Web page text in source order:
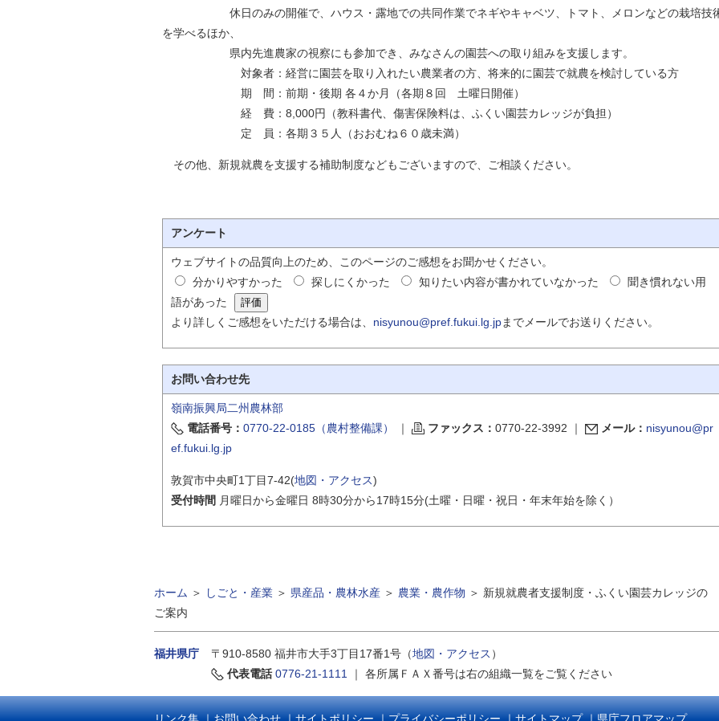
休日のみの開催で、ハウス・露地での共同作業でネギやキャベツ、トマト、メロンなどの栽培技
を学べるほか、
県内先進農家の視察にも参加でき、みなさんの園芸への取り組みを支援します。
対象者：経営に園芸を取り入れたい農業者の方、将来的に園芸で就農を検討している方
期 間：前期・後期 各４か月（各期８回 土曜日開催）
経 費：8,000円（教科書代、傷害保険料は、ふくい園芸カレッジが負担）
定 員：各期３５人（おおむね６０歳未満）
その他、新規就農を支援する補助制度などもございますので、ご相談ください。
アンケート
ウェブサイトの品質向上のため、このページのご感想をお聞かせください。
分かりやすかった
探しにくかった 知りたい内容が書かれていなかった
聞き慣れない用
語があった
より詳しくご感想をいただける場合は、 nisyunou@pref.fukui.lg.jpまでメールでお送りください。
お問い合わせ先
嶺南振興局二州農林部
電話番号： 0770-22-0185（農村整備課） ｜ ファックス： 0770-22-3992 ｜ メール： nisyunou@pr
ef.fukui.lg.jp
敦賀市中央町1丁目7-42(地図・アクセス)
受付時間 月曜日から金曜日 8時30分から17時15分(土曜・日曜・祝日・年末年始を除く）
ホーム ＞ しごと・産業 ＞ 県産品・農林水産 ＞ 農業・農作物 ＞ 新規就農者支援制度・ふくい園芸カレッジの
ご案内
福井県庁 〒910-8580 福井市大手3丁目17番1号（地図・アクセス ）
代表電話 0776-21-1111 ｜ 各所属ＦＡＸ番号は右の組織一覧をご覧ください